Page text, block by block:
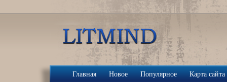
Главная Новое Популярное Карта сайта